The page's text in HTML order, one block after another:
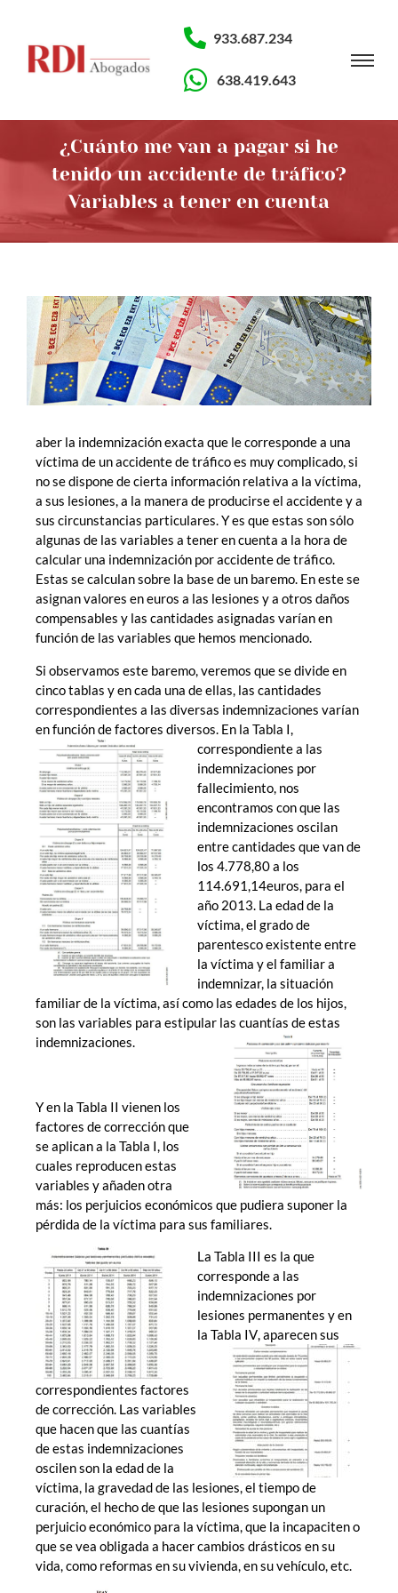
933.687.234
638.419.643
¿Cuánto me van a pagar si he
tenido un accidente de tráfico?
Variables a tener en cuenta
aber la indemnización exacta que le corresponde a una
víctima de un accidente de tráfico es muy complicado, si
no se dispone de cierta información relativa a la víctima,
a sus lesiones, a la manera de producirse el accidente y a
sus circunstancias particulares. Y es que estas son sólo
algunas de las variables a tener en cuenta a la hora de
calcular una indemnización por accidente de tráfico.
Estas se calculan sobre la base de un baremo. En este se
asignan valores en euros a las lesiones y a otros daños
compensables y las cantidades asignadas varían en
función de las variables que hemos mencionado.
Si observamos este baremo, veremos que se divide en
cinco tablas y en cada una de ellas, las cantidades
correspondientes a las diversas indemnizaciones varían
en función de factores diversos. En la Tabla I,
correspondiente a las
indemnizaciones por
fallecimiento, nos
encontramos con que las
indemnizaciones oscilan
entre cantidades que van de
los 4.778,80 a los
114.691,14euros, para el
año 2013. La edad de la
víctima, el grado de
parentesco existente entre
la víctima y el familiar a
indemnizar, la situación
familiar de la víctima, así como las edades de los hijos,
son las variables para estipular las cuantías de estas
indemnizaciones.
Y en la Tabla II vienen los
factores de corrección que
se aplican a la Tabla I, los
cuales reproducen estas
variables y añaden otra
más: los perjuicios económicos que pudiera suponer la
pérdida de la víctima para sus familiares.
La Tabla III es la que
corresponde a las
indemnizaciones por
lesiones permanentes y en
la Tabla IV, aparecen sus
correspondientes factores
de corrección. Las variables
que hacen que las cuantías
de estas indemnizaciones
oscilen son la edad de la
víctima, la gravedad de las lesiones, el tiempo de
curación, el hecho de que las lesiones supongan un
perjuicio económico para la víctima, que la incapaciten o
que se vea obligada a hacer cambios drásticos en su
vida, como reformas en su vivienda, en su vehículo, etc.